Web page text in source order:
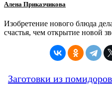
Алена Приказчикова
Изобретение нового блюда
счастья, чем открытие новой
Заготовки из